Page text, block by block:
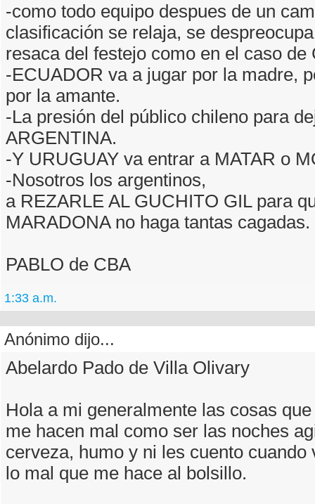
-como todo equipo despues de un
clasificación se relaja, se
resaca del festejo como en el caso de
-ECUADOR va a jugar por la madre,
por la amante.
-La presión del público chileno para
ARGENTINA.
-Y URUGUAY va entrar a MATAR o
-Nosotros los argentinos,
a REZARLE AL GUCHITO GIL para
MARADONA no haga tantas cagadas.
PABLO de CBA
1:33 a.m.
Anónimo dijo...
Abelardo Pado de Villa Olivary
Hola a mi generalmente las cosas
me hacen mal como ser las noches
cerveza, humo y ni les cuento cuando
lo mal que me hace al bolsillo.